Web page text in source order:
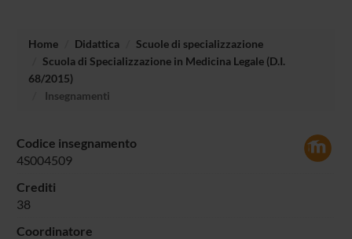
Home Didattica
Scuole di specializzazione
Scuola di Specializzazione in Medicina Legale (D.I.
68/2015)
Insegnamenti
Codice insegnamento
4S004509
Crediti
38
Coordinatore